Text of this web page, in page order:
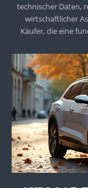
technischer Daten,
wirtschaftlicher
Käufer, die eine